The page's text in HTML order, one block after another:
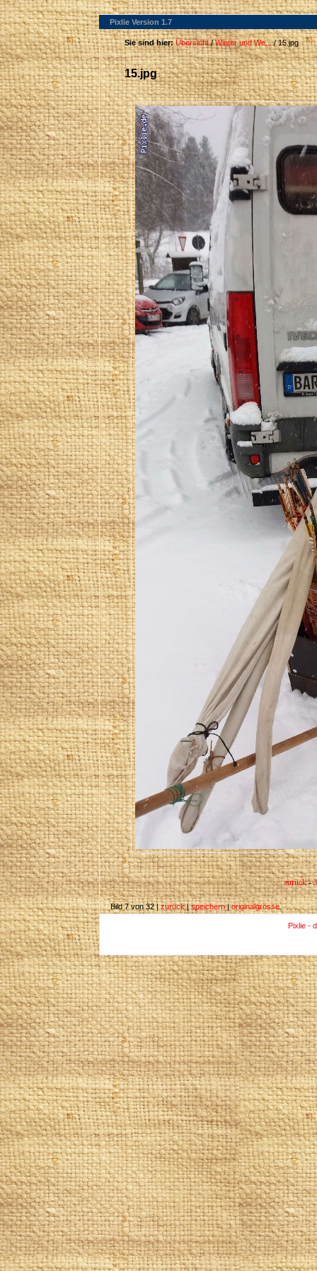
Pixlie Version 1.7
Sie sind hier: Übersicht/Winter und We.../ 15.jpg
15.jpg
zurück-3
Bild 7 von 32 |zurück|speichern|originalgrösse
Pixlie -